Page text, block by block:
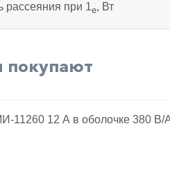
рассеяния при 1е, Вт
покупают